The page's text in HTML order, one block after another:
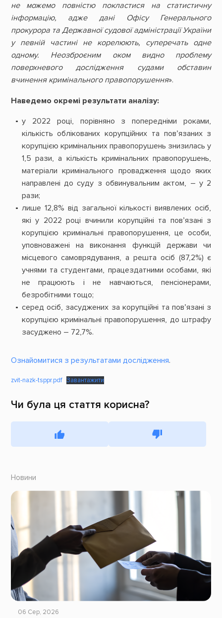
не можемо повністю покластися на статистичну
інформацію, адже дані Офісу Генерального
прокурора та Державної судової адміністрації України
у певній частині не корелюють, суперечать одне
одному. Неозброєним оком видно проблему
поверхневого дослідження судами обставин
вчинення кримінального правопорушення».
Наведемо окремі результати аналізу:
у 2022 році, порівняно з попередніми роками,
кількість облікованих корупційних та пов’язаних з
корупцією кримінальних правопорушень знизилась у
1,5 рази, а кількість кримінальних правопорушень,
матеріали кримінального провадження щодо яких
направлені до суду з обвинувальним актом, – у 2
рази;
лише 12,8% від загальної кількості виявлених осіб,
які у 2022 році вчинили корупційні та пов’язані з
корупцією кримінальні правопорушення, це особи,
уповноважені на виконання функцій держави чи
місцевого самоврядування, а решта осіб (87,2%) є
учнями та студентами, працездатними особами, які
не працюють і не навчаються, пенсіонерами,
безробітними тощо;
серед осіб, засуджених за корупційні та пов’язані з
корупцією кримінальні правопорушення, до штрафу
засуджено – 72,7%.
Ознайомитися з результатами дослідження.
zvit-nazk-tsppr.pdf Завантажити
Чи була ця стаття корисна?
Новини
06 Сер, 2026